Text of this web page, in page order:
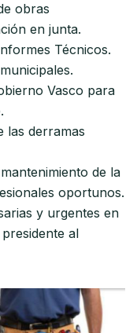
obras
en junta.
Técnicos.
Vasco para
las derramas
de la
oportunos.
y urgentes en
al